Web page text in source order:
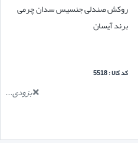
روکش صندلی جنسیس سدان چرمی
برند آیسان
کد کالا : 5518
بزودی...